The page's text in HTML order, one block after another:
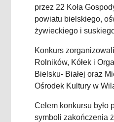
przez 22 Koła
powiatu bielskiego,
żywieckiego i
Konkurs
Rolników, Kółek i
Bielsku- Białej oraz
Ośrodek Kultury w
Celem konkursu było
symboli zakończenia